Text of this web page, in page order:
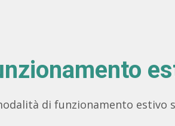
di funzionamento estivo